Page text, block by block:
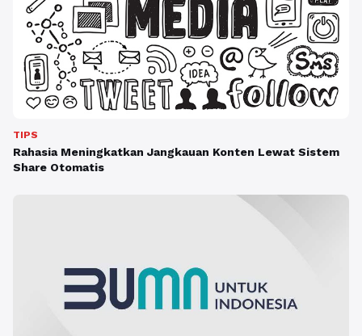
TIPS
Rahasia Meningkatkan Jangkauan Konten Lewat Sistem
Share Otomatis